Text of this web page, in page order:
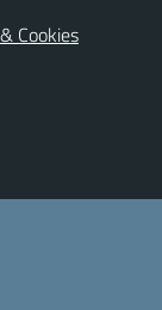
Cookies